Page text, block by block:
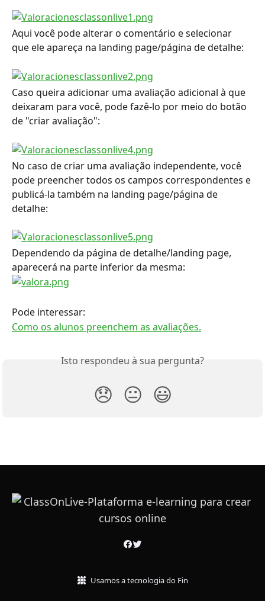
Aqui você pode alterar o comentário e selecionar
que ele apareça na landing page/página de detalhe:
Caso queira adicionar uma avaliação adicional à que
deixaram para você, pode fazê-lo por meio do botão
de "criar avaliação":
No caso de criar uma avaliação independente, você
pode preencher todos os campos correspondentes e
publicá-la também na landing page/página de
detalhe:
Dependendo da página de detalhe/landing page,
aparecerá na parte inferior da mesma:
Pode interessar:
Como os alunos preenchem as avaliações.
Isto respondeu à sua pergunta?
😞 😐 😃
Usamos a tecnologia do Fin